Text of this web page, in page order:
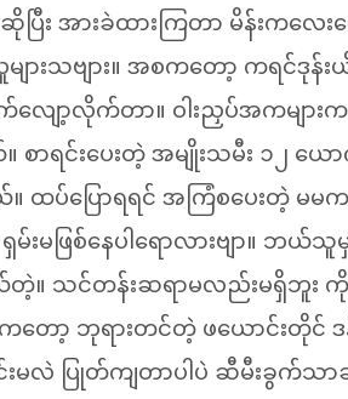
ပြီး အားခဲထားကြတာ မိန်းကလ
များသဗျား။ အစကတော့ ကရင်
ျော့လိုက်တာ။ ဝါးညှပ်အကမျ
ာရင်းပေးတဲ့ အမျိုးသမီး ၁၂
ထပ်ပြောရရင် အကြံစပေးတဲ့ မမ
မ်းမဖြစ်နေပါရောလားဗျာ။
ယ်တဲ့။ သင်တန်းဆရာမလည်းမရှိဘူ
ော့ ဘုရားတင်တဲ့ ဖယောင်းတိုင်
င်းမလဲ ပြုတ်ကျတာပါပဲ ဆီမီးခွ